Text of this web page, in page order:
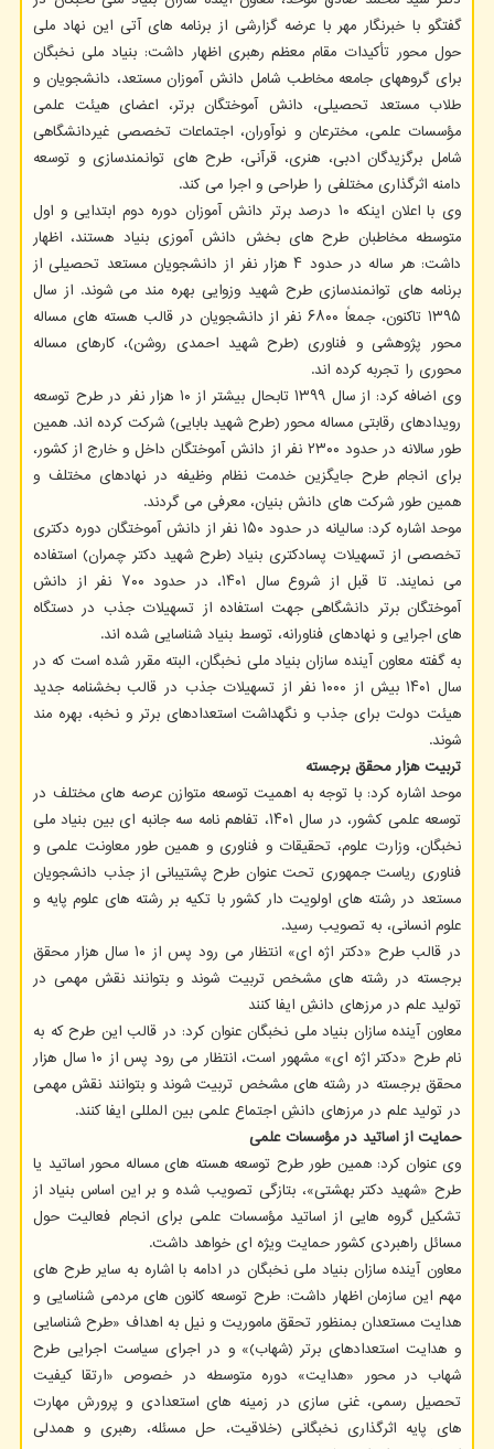
گفتگو با خبرنگار مهر با عرضه گزارشی از برنامه های آتی این نهاد ملی
حول محور تأکیدات مقام معظم رهبری اظهار داشت: بنیاد ملی نخبگان
برای گروههای جامعه مخاطب شامل دانش آموزان مستعد، دانشجویان و
طلاب مستعد تحصیلی، دانش آموختگان برتر، اعضای هیئت علمی
مؤسسات علمی، مخترعان و نوآوران، اجتماعات تخصصی غیردانشگاهی
شامل برگزیدگان ادبی، هنری، قرآنی، طرح های توانمندسازی و توسعه
دامنه اثرگذاری مختلفی را طراحی و اجرا می کند.
وی با اعلان اینکه ۱۰ درصد برتر دانش آموزان دوره دوم ابتدایی و اول
متوسطه مخاطبان طرح های بخش دانش آموزی بنیاد هستند، اظهار
داشت: هر ساله در حدود ۴ هزار نفر از دانشجویان مستعد تحصیلی از
برنامه های توانمندسازی طرح شهید وزوایی بهره مند می شوند. از سال
۱۳۹۵ تاکنون، جمعاً ۶۸۰۰ نفر از دانشجویان در قالب هسته های مساله
محور پژوهشی و فناوری (طرح شهید احمدی روشن)، کارهای مساله
محوری را تجربه کرده اند.
وی اضافه کرد: از سال ۱۳۹۹ تابحال بیشتر از ۱۰ هزار نفر در طرح توسعه
رویدادهای رقابتی مساله محور (طرح شهید بابایی) شرکت کرده اند. همین
طور سالانه در حدود ۲۳۰۰ نفر از دانش آموختگان داخل و خارج از کشور،
برای انجام طرح جایگزین خدمت نظام وظیفه در نهادهای مختلف و
همین طور شرکت های دانش بنیان، معرفی می گردند.
موحد اشاره کرد: سالیانه در حدود ۱۵۰ نفر از دانش آموختگان دوره دکتری
تخصصی از تسهیلات پسادکتری بنیاد (طرح شهید دکتر چمران) استفاده
می نمایند. تا قبل از شروع سال ۱۴۰۱، در حدود ۷۰۰ نفر از دانش
آموختگان برتر دانشگاهی جهت استفاده از تسهیلات جذب در دستگاه
های اجرایی و نهادهای فناورانه، توسط بنیاد شناسایی شده اند.
به گفته معاون آینده سازان بنیاد ملی نخبگان، البته مقرر شده است که در
سال ۱۴۰۱ بیش از ۱۰۰۰ نفر از تسهیلات جذب در قالب بخشنامه جدید
هیئت دولت برای جذب و نگهداشت استعدادهای برتر و نخبه، بهره مند
شوند.
تربیت هزار محقق برجسته
موحد اشاره کرد: با توجه به اهمیت توسعه متوازن عرصه های مختلف در
توسعه علمی کشور، در سال ۱۴۰۱، تفاهم نامه سه جانبه ای بین بنیاد ملی
نخبگان، وزارت علوم، تحقیقات و فناوری و همین طور معاونت علمی و
فناوری ریاست جمهوری تحت عنوان طرح پشتیبانی از جذب دانشجویان
مستعد در رشته های اولویت دار کشور با تکیه بر رشته های علوم پایه و
علوم انسانی، به تصویب رسید.
در قالب طرح «دکتر اژه ای» انتظار می رود پس از ۱۰ سال هزار محقق
برجسته در رشته های مشخص تربیت شوند و بتوانند نقش مهمی در
تولید علم در مرزهای دانشِ ایفا کنند
معاون آینده سازان بنیاد ملی نخبگان عنوان کرد: در قالب این طرح که به
نام طرح «دکتر اژه ای» مشهور است، انتظار می رود پس از ۱۰ سال هزار
محقق برجسته در رشته های مشخص تربیت شوند و بتوانند نقش مهمی
در تولید علم در مرزهای دانشِ اجتماع علمی بین المللی ایفا کنند.
حمایت از اساتید در مؤسسات علمی
وی عنوان کرد: همین طور طرح توسعه هسته های مساله محور اساتید یا
طرح «شهید دکتر بهشتی»، بتازگی تصویب شده و بر این اساس بنیاد از
تشکیل گروه هایی از اساتید مؤسسات علمی برای انجام فعالیت حول
مسائل راهبردی کشور حمایت ویژه ای خواهد داشت.
معاون آینده سازان بنیاد ملی نخبگان در ادامه با اشاره به سایر طرح های
مهم این سازمان اظهار داشت: طرح توسعه کانون های مردمی شناسایی و
هدایت مستعدان بمنظور تحقق ماموریت و نیل به اهداف «طرح شناسایی
و هدایت استعدادهای برتر (شهاب)» و در اجرای سیاست اجرایی طرح
شهاب در محور «هدایت» دوره متوسطه در خصوص «ارتقا کیفیت
تحصیل رسمی، غنی سازی در زمینه های استعدادی و پرورش مهارت
های پایه اثرگذاری نخبگانی (خلاقیت، حل مسئله، رهبری و همدلی